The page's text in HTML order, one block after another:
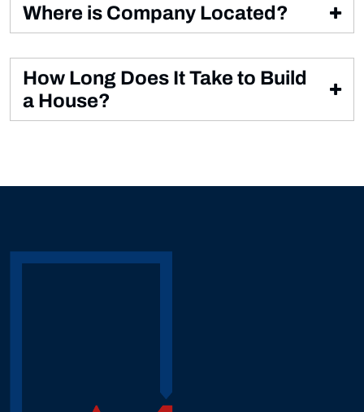
Where is Company Located?
sapien pellentesque habitant. Non quam lacus
suspendisse faucibus interdum posuere lorem. Ut
diam quam nulla porttitor.
How Long Does It Take to Build
a House?
massa